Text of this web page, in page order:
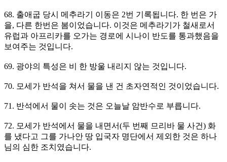
68. 출애굽 당시 메추라기 이동은 2번 기록됩니다. 한 번은 가
을, 다른 한번은 봄이었습니다. 이것은 메추라기가 철새로서
유럽과 아프리카를 오가는 경로에 시나이 반도를 통과했음을
보여주는 것입니다.
69. 광야의 특성은 비 한 방울 내리지 않는 것입니다.
70. 모세가 반석을 쳐서 물을 낸 건 초자연적인 것이었습니다.
71. 반석에서 물이 솟는 것은 오늘날 암반수로 부릅니다.
72. 모세가 반석에서 물을 내면서(두 번째 므리바 물 사건) 화
를 냈다고 그를 가나안 땅 입국자 명단에서 제외한 것은 하나
님의 심한 조치였습니다.